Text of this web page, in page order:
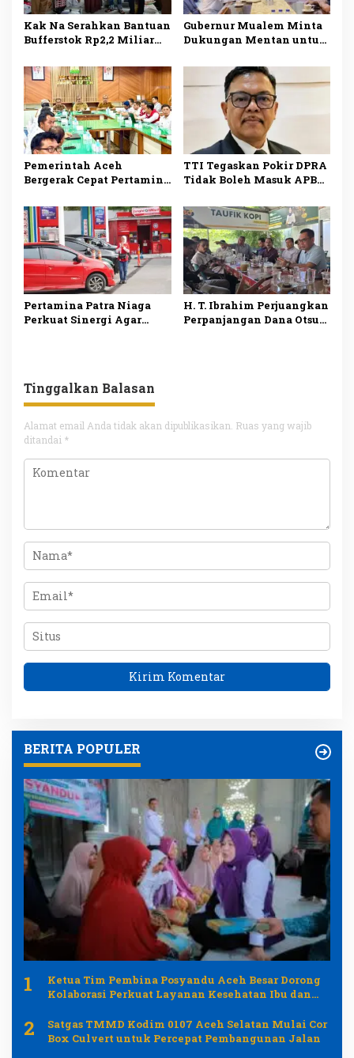
Kak Na Serahkan Bantuan
Bufferstok Rp2,2 Miliar
Bencana di Simeulue
Gubernur Mualem Minta
Dukungan Mentan untuk
Sawah dan Kebun di Aceh
Pemerintah Aceh
Bergerak Cepat Pertamina
untuk Atasi Antrean
TTI Tegaskan Pokir DPRA
Tidak Boleh Masuk APBA
Musrenbang
Pertamina Patra Niaga
Perkuat Sinergi Agar
H. T. Ibrahim Perjuangkan
Perpanjangan Dana Otsus
Tinggalkan Balasan
Alamat email Anda tidak akan dipublikasikan. Ruas yang wajib
ditandai *
BERITA POPULER
1
Ketua Tim Pembina Posyandu Aceh Besar Dorong
Kolaborasi Perkuat Layanan Kesehatan Ibu dan
2
Satgas TMMD Kodim 0107 Aceh Selatan Mulai Cor
Box Culvert untuk Percepat Pembangunan Jalan